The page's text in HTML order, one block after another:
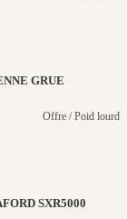
GRUE
Offre / Poid lourd
SXR5000